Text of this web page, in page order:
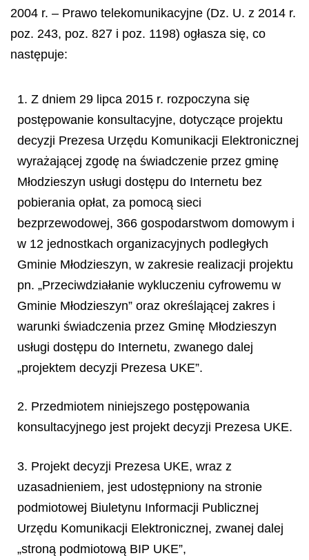
2004 r. – Prawo telekomunikacyjne (Dz. U. z 2014 r.
poz. 243, poz. 827 i poz. 1198) ogłasza się, co
następuje:
1. Z dniem 29 lipca 2015 r. rozpoczyna się
postępowanie konsultacyjne, dotyczące projektu
decyzji Prezesa Urzędu Komunikacji Elektronicznej
wyrażającej zgodę na świadczenie przez gminę
Młodzieszyn usługi dostępu do Internetu bez
pobierania opłat, za pomocą sieci
bezprzewodowej, 366 gospodarstwom domowym i
w 12 jednostkach organizacyjnych podległych
Gminie Młodzieszyn, w zakresie realizacji projektu
pn. „Przeciwdziałanie wykluczeniu cyfrowemu w
Gminie Młodzieszyn” oraz określającej zakres i
warunki świadczenia przez Gminę Młodzieszyn
usługi dostępu do Internetu, zwanego dalej
„projektem decyzji Prezesa UKE”.
2. Przedmiotem niniejszego postępowania
konsultacyjnego jest projekt decyzji Prezesa UKE.
3. Projekt decyzji Prezesa UKE, wraz z
uzasadnieniem, jest udostępniony na stronie
podmiotowej Biuletynu Informacji Publicznej
Urzędu Komunikacji Elektronicznej, zwanej dalej
„stroną podmiotową BIP UKE”,